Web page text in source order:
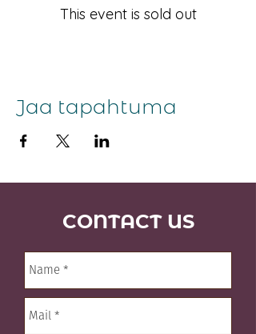
This event is sold out
Jaa tapahtuma
CONTACT US